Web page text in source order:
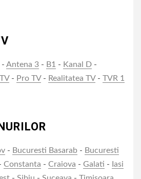
- Antena 3 - B1 - Kanal D -
- Pro TV- Realitatea TV- TVR 1
- Bucuresti Basarab - Bucuresti
Constanta - Craiova - Galati - Iasi